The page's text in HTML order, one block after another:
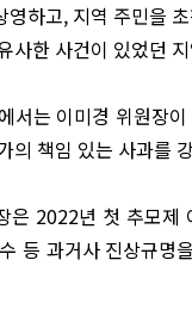
영하고, 지역 주민을
사한 사건이 있었던
서는 이미경 위원장
의 책임 있는 사과를
은 2022년 첫 추모
등 과거사 진상규명